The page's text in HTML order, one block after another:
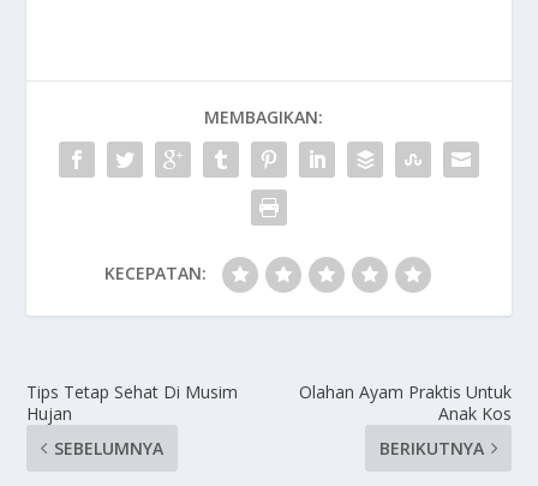
MEMBAGIKAN:
KECEPATAN:
Tips Tetap Sehat Di Musim
Hujan
SEBELUMNYA
Olahan Ayam Praktis Untuk
Anak Kos
BERIKUTNYA